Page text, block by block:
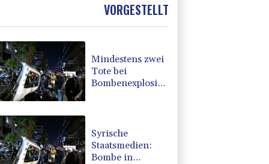
VORGESTELLT
Mindestens zwei
Tote bei
Bombenexplosion
Syrische
Staatsmedien:
Bombe in